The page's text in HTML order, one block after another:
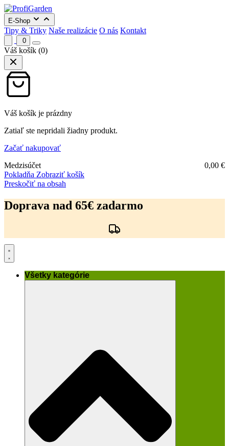
E-Shop
Tipy & Triky Naše realizácie O nás Kontakt
0
Váš košík (0)
Váš košík je prázdny
Zatiaľ ste nepridali žiadny produkt.
Začať nakupovať
Medzisúčet
0,00 €
Pokladňa Zobraziť košík
Preskočiť na obsah
Doprava nad 65€ zadarmo
Všetky kategórie